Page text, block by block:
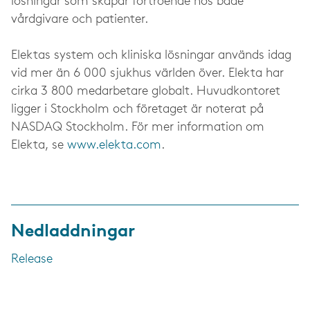
vårdgivare och patienter.
Elektas system och kliniska lösningar används idag
vid mer än 6 000 sjukhus världen över. Elekta har
cirka 3 800 medarbetare globalt. Huvudkontoret
ligger i Stockholm och företaget är noterat på
NASDAQ Stockholm. För mer information om
Elekta, se www.elekta.com.
Nedladdningar
Release